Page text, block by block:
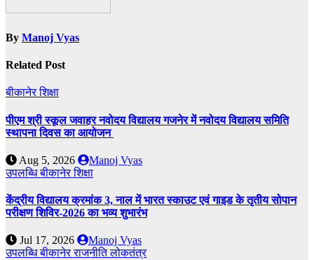
By Manoj Vyas
Related Post
बीकानेरशिक्षा
पीएम श्री स्कूल जवाहर नवोदय विद्यालय गजनेर में नवोदय विद्यालय समिति
स्थापना दिवस का आयोजन
Aug 5, 2026
Manoj Vyas
उपलब्धिबीकानेरशिक्षा
केंद्रीय विद्यालय क्रमांक 3, नाल में भारत स्काउट एवं गाइड के तृतीय सोपान
परीक्षण शिविर-2026 का भव्य शुभारंभ
Jul 17, 2026
Manoj Vyas
उपलब्धिबीकानेरराजनीतिलोकतंत्र